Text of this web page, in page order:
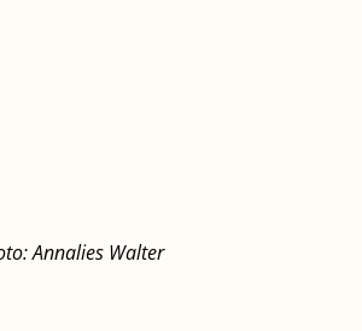
Annalies Walter